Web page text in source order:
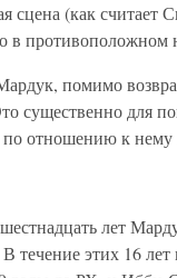
сцена (как считает
в противоположном
помимо
существенно для
отношению к нему
лет
течение этих 16